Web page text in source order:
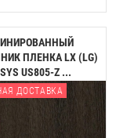
ПЛЕНКА LX (LG)
US805-Z ...
ДОСТАВКА